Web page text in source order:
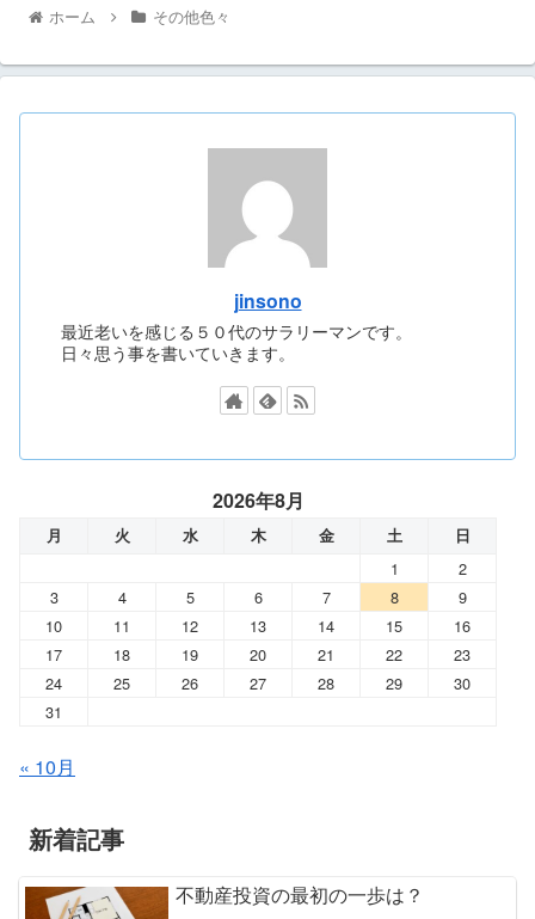
ホーム その他色々
jinsono
最近老いを感じる５０代のサラリーマンです。
日々思う事を書いていきます。
2026年8月
月 火 水 木 金 土 日
1
2
3
4 5 6 7 8
9
10
11 12 13 14 15
16
17
18 19 20 21 22
23
24
25 26 27 28 29
30
31
« 10月
新着記事
不動産投資の最初の一歩は？